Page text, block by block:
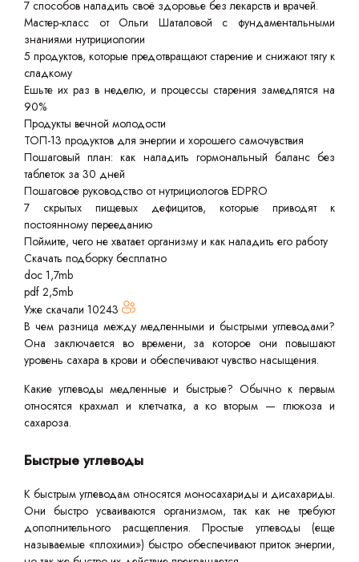
7 способов наладить своё здоровье без лекарств и врачей.
Мастер-класс от Ольги Шаталовой с фундаментальными
знаниями нутрициологии
5 продуктов, которые предотвращают старение и снижают тягу к
сладкому
Ешьте их раз в неделю, и процессы старения замедлятся на
90%
Продукты вечной молодости
ТОП-13 продуктов для энергии и хорошего самочувствия
Пошаговый план: как наладить гормональный баланс без
таблеток за 30 дней
Пошаговое руководство от нутрициологов EDPRO
7 скрытых пищевых дефицитов, которые приводят к
постоянному перееданию
Поймите, чего не хватает организму и как наладить его работу
Скачать подборку бесплатно
doc 1,7mb
pdf 2,5mb
Уже скачали 10243
В чем разница между медленными и быстрыми углеводами?
Она заключается во времени, за которое они повышают
уровень сахара в крови и обеспечивают чувство насыщения.
Какие углеводы медленные и быстрые? Обычно к первым
относятся крахмал и клетчатка, а ко вторым — глюкоза и
сахароза.
Быстрые углеводы
К быстрым углеводам относятся моносахариды и дисахариды.
Они быстро усваиваются организмом, так как не требуют
дополнительного расщепления. Простые углеводы (еще
называемые «плохими») быстро обеспечивают приток энергии,